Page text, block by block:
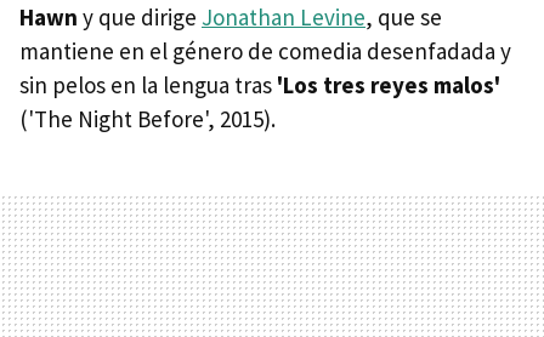
Hawn y que dirige Jonathan Levine, que se
mantiene en el género de comedia desenfadada y
sin pelos en la lengua tras 'Los tres reyes malos'
('The Night Before', 2015).